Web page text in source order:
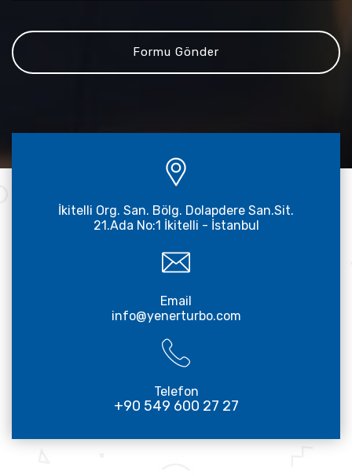
İkitelli Org. San. Bölg. Dolapdere San.Sit.
21.Ada No:1 İkitelli - İstanbul
Email
info@yenerturbo.com
Telefon
+90 549 600 27 27